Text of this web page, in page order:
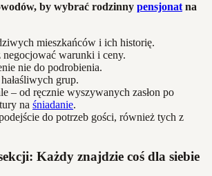
by wybrać rodzinny pensjonat na
mieszkańców i ich historię.
negocjować warunki i ceny.
nie do podrobienia.
grup.
– od ręcznie wyszywanych zasłon po
na śniadanie.
do potrzeb gości, również tych z
Każdy znajdzie coś dla siebie